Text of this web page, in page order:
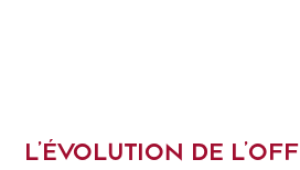
L’ÉVOLUTION DE